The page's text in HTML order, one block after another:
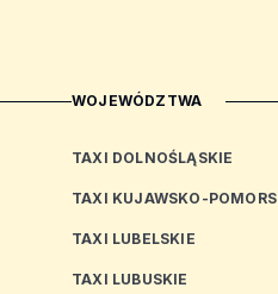
WOJEWÓDZTWA
TAXI DOLNOŚLĄSKIE
TAXI KUJAWSKO-
TAXI LUBELSKIE
TAXI LUBUSKIE